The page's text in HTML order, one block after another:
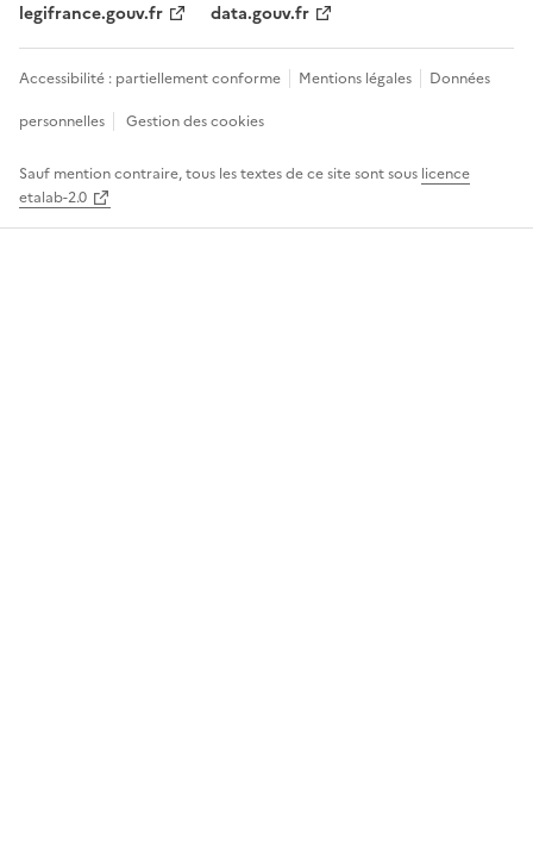
legifrance.gouv.fr
data.gouv.fr
Accessibilité : partiellement conforme Mentions légales
Données
personnelles
Gestion des cookies
Sauf mention contraire, tous les textes de ce site sont sous licence
etalab-2.0